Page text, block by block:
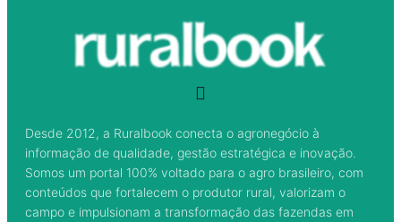
Desde 2012, a Ruralbook conecta o agronegócio à
informação de qualidade, gestão estratégica e inovação.
Somos um portal 100% voltado para o agro brasileiro, com
conteúdos que fortalecem o produtor rural, valorizam o
campo e impulsionam a transformação das fazendas em